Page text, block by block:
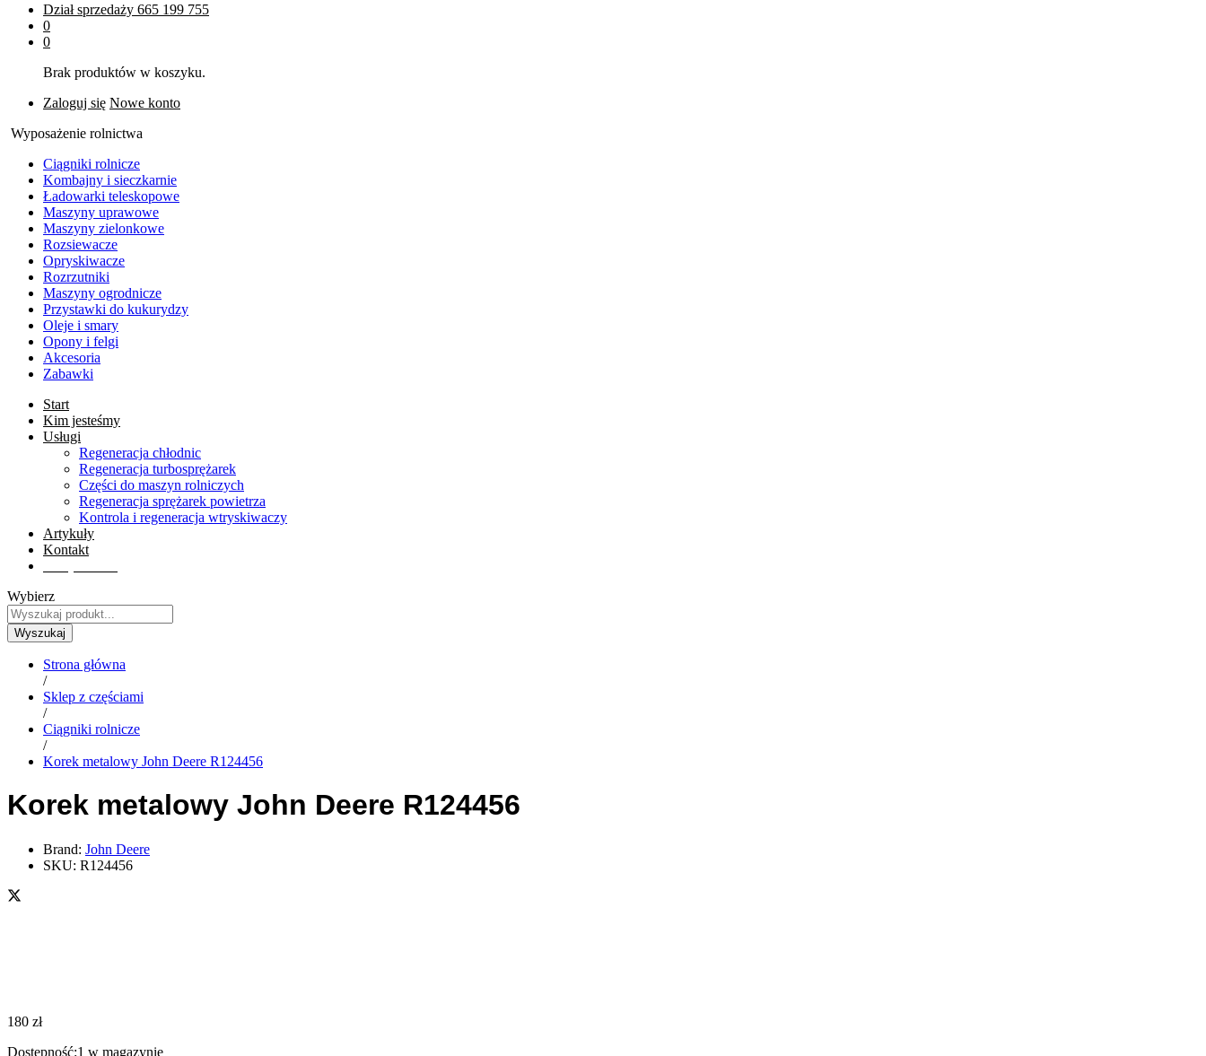
Dział sprzedaży 665 199 755
0
0
Brak produktów w koszyku.
Zaloguj się Nowe konto
Wyposażenie rolnictwa
Ciągniki rolnicze
Kombajny i sieczkarnie
Ładowarki teleskopowe
Maszyny uprawowe
Maszyny zielonkowe
Rozsiewacze
Opryskiwacze
Rozrzutniki
Maszyny ogrodnicze
Przystawki do kukurydzy
Oleje i smary
Opony i felgi
Akcesoria
Zabawki
Start
Kim jesteśmy
Usługi
Regeneracja chłodnic
Regeneracja turbosprężarek
Części do maszyn rolniczych
Regeneracja sprężarek powietrza
Kontrola i regeneracja wtryskiwaczy
Artykuły
Kontakt
Wybierz
Wyszukaj
Strona główna
/
Sklep z częściami
/
Ciągniki rolnicze
/
Korek metalowy John Deere R124456
Korek metalowy John Deere R124456
Brand: John Deere
SKU: R124456
180 zł
Dostępność:1 w magazynie